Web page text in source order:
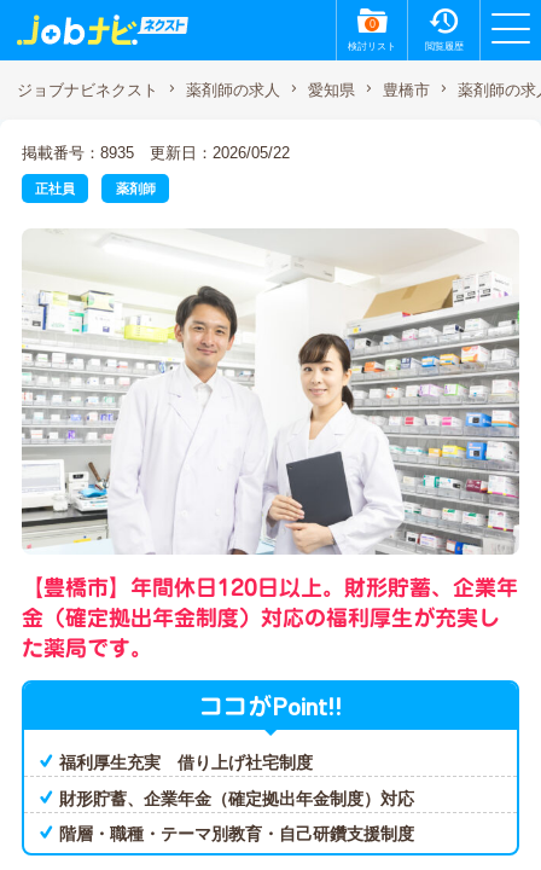
0
検討リスト 閲覧履歴
ジョブナビネクスト 薬剤師の求人 愛知県 豊橋市 薬剤師の求
掲載番号：8935 更新日：2026/05/22
正社員 薬剤師
【豊橋市】年間休日120日以上。財形貯蓄、企業年
金（確定拠出年金制度）対応の福利厚生が充実し
た薬局です。
ココがPoint!!
福利厚生充実 借り上げ社宅制度
財形貯蓄、企業年金（確定拠出年金制度）対応
階層・職種・テーマ別教育・自己研鑽支援制度